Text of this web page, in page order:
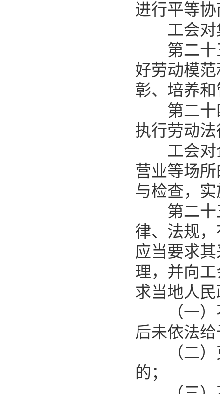
进行平等
工会对集
第二十三
好劳动模
彰、培养
第二十四
执行劳动
工会对企
营业等场
与检查，
第二十五
律、法规
应当要求
理，并向
求当地人
（一）不
后未依法
（二）克
的；